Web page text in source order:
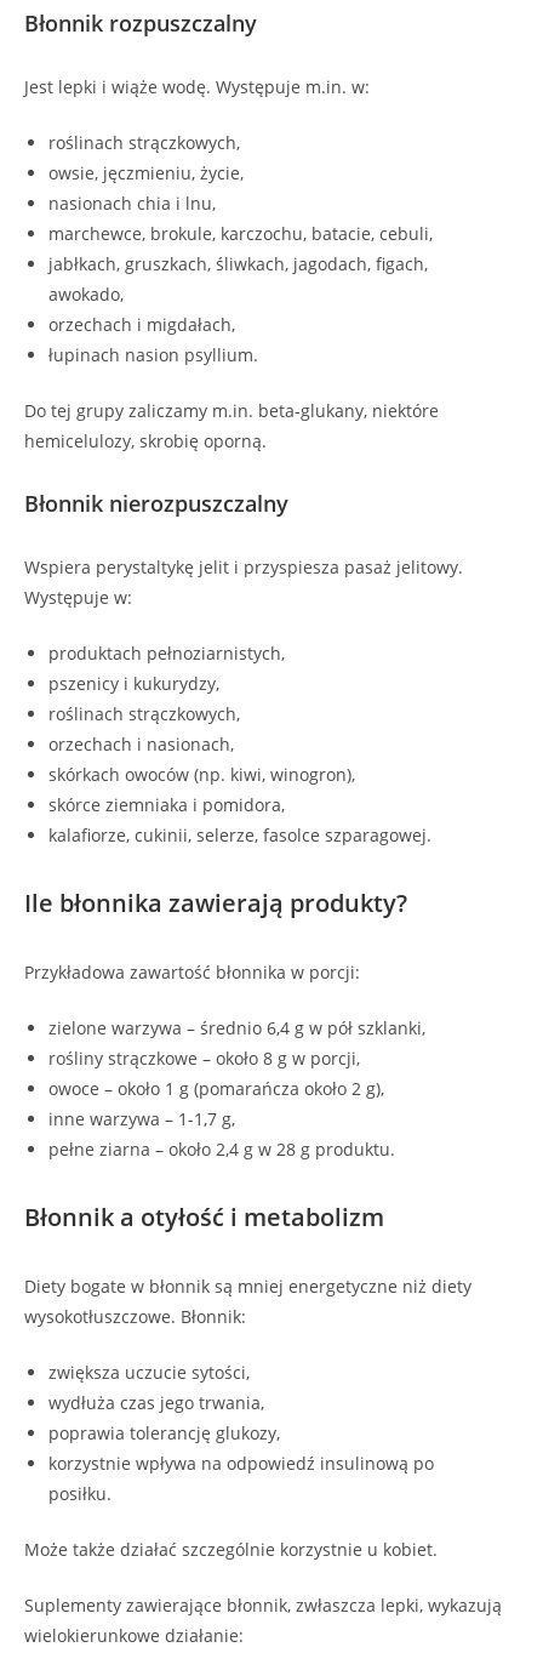
Błonnik rozpuszczalny
Jest lepki i wiąże wodę. Występuje m.in. w:
roślinach strączkowych,
owsie, jęczmieniu, życie,
nasionach chia i lnu,
marchewce, brokule, karczochu, batacie, cebuli,
jabłkach, gruszkach, śliwkach, jagodach, figach,
awokado,
orzechach i migdałach,
łupinach nasion psyllium.
Do tej grupy zaliczamy m.in. beta-glukany, niektóre
hemicelulozy, skrobię oporną.
Błonnik nierozpuszczalny
Wspiera perystaltykę jelit i przyspiesza pasaż jelitowy.
Występuje w:
produktach pełnoziarnistych,
pszenicy i kukurydzy,
roślinach strączkowych,
orzechach i nasionach,
skórkach owoców (np. kiwi, winogron),
skórce ziemniaka i pomidora,
kalafiorze, cukinii, selerze, fasolce szparagowej.
Ile błonnika zawierają produkty?
Przykładowa zawartość błonnika w porcji:
zielone warzywa – średnio 6,4 g w pół szklanki,
rośliny strączkowe – około 8 g w porcji,
owoce – około 1 g (pomarańcza około 2 g),
inne warzywa – 1-1,7 g,
pełne ziarna – około 2,4 g w 28 g produktu.
Błonnik a otyłość i metabolizm
Diety bogate w błonnik są mniej energetyczne niż diety
wysokotłuszczowe. Błonnik:
zwiększa uczucie sytości,
wydłuża czas jego trwania,
poprawia tolerancję glukozy,
korzystnie wpływa na odpowiedź insulinową po
posiłku.
Może także działać szczególnie korzystnie u kobiet.
Suplementy zawierające błonnik, zwłaszcza lepki, wykazują
wielokierunkowe działanie: